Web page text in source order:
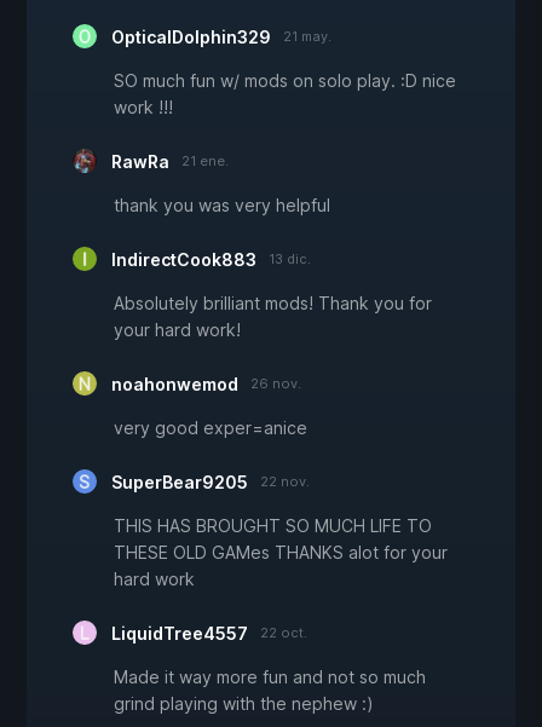
OpticalDolphin329 21 may.
SO much fun w/ mods on solo play. :D nice
work !!!
RawRa 21 ene.
thank you was very helpful
IndirectCook883 13 dic.
Absolutely brilliant mods! Thank you for
your hard work!
noahonwemod 26 nov.
very good exper=anice
SuperBear9205 22 nov.
THIS HAS BROUGHT SO MUCH LIFE TO
THESE OLD GAMes THANKS alot for your
hard work
LiquidTree4557 22 oct.
Made it way more fun and not so much
grind playing with the nephew :)